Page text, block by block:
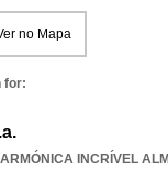
no Mapa
for:
INCRÍVEL